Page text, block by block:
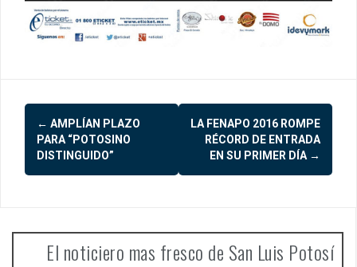
Post
navigation
← AMPLÍAN PLAZO
PARA “POTOSINO
DISTINGUIDO”
LA FENAPO 2016 ROMPE
RÉCORD DE ENTRADA
EN SU PRIMER DÍA →
El noticiero mas fresco de San Luis Potosí